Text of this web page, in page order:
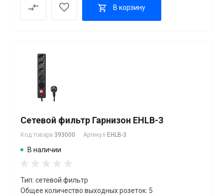
В корзину
Сетевой фильтр Гарнизон EHLB-3
Код товара 393000 Артикул EHLB-3
В наличии
Тип: сетевой фильтр
Общее количество выходных розеток: 5